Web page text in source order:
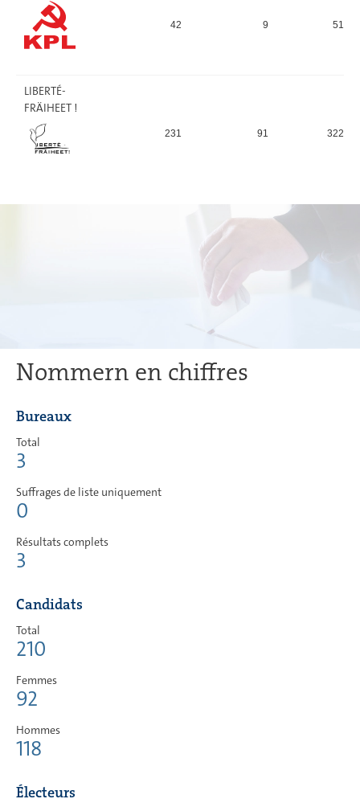
42 9 51
LIBERTÉ-
FRÄIHEET !
231 91 322
Nommern en chiffres
Bureaux
Total
3
Suffrages de liste uniquement
0
Résultats complets
3
Candidats
Total
210
Femmes
92
Hommes
118
Électeurs